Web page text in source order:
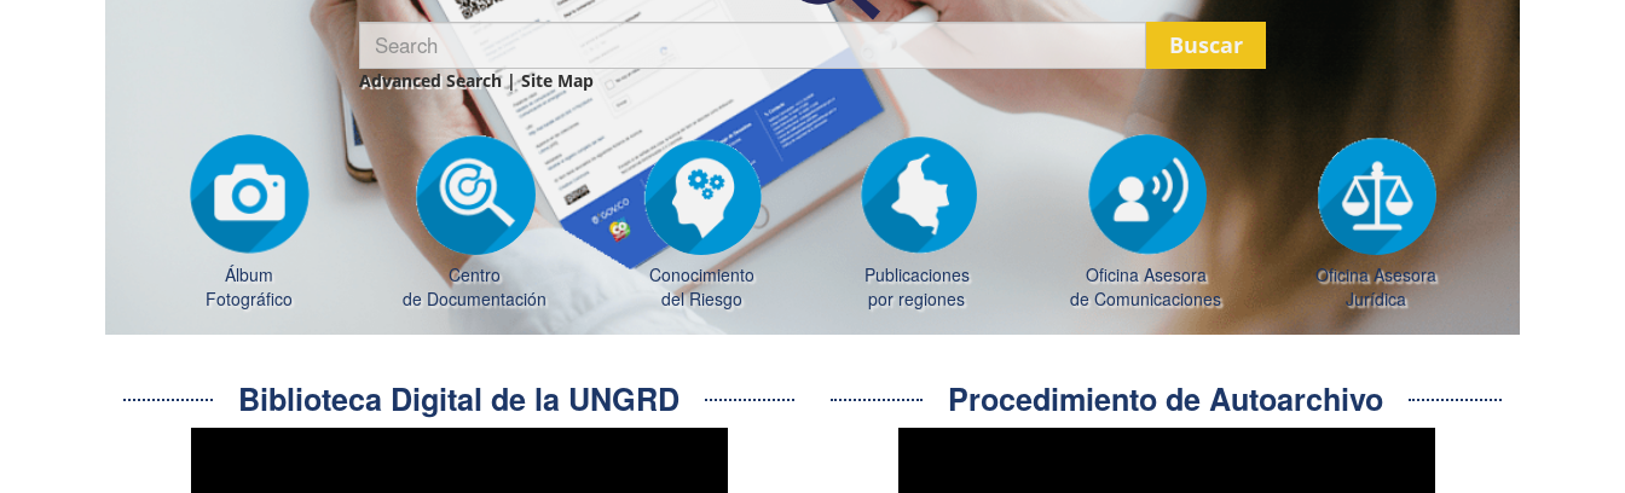
Buscar
Advanced Search|Site Map
Álbum
Fotográfico
Centro
de Documentación
Conocimiento
del Riesgo
Publicaciones
por regiones
Oficina Asesora
de Comunicaciones
Oficina Asesora
Jurídica
Biblioteca Digital de la UNGRD Procedimiento de Autoarchivo